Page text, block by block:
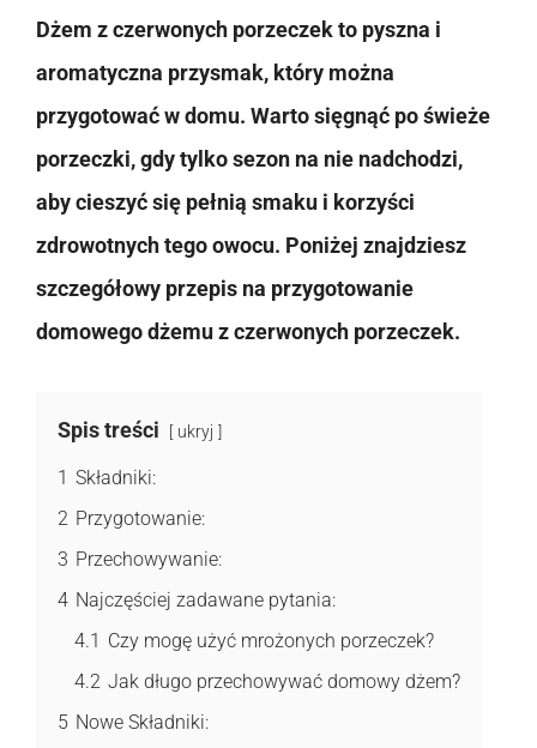
Dżem z czerwonych porzeczek to pyszna i
aromatyczna przysmak, który można
przygotować w domu. Warto sięgnąć po świeże
porzeczki, gdy tylko sezon na nie nadchodzi,
aby cieszyć się pełnią smaku i korzyści
zdrowotnych tego owocu. Poniżej znajdziesz
szczegółowy przepis na przygotowanie
domowego dżemu z czerwonych porzeczek.
Spis treści ukryj
1 Składniki:
2 Przygotowanie:
3 Przechowywanie:
4 Najczęściej zadawane pytania:
4.1 Czy mogę użyć mrożonych porzeczek?
4.2 Jak długo przechowywać domowy dżem?
5 Nowe Składniki: